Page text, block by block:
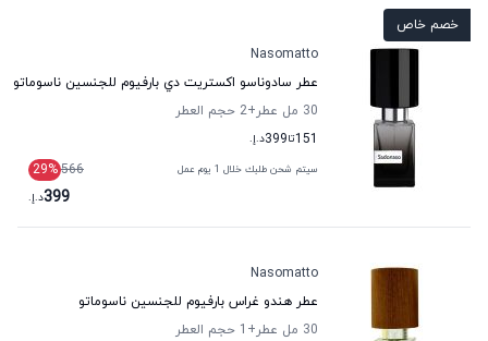
خصم خاص
Nasomatto
عطر سادوناسو اكستريت دي بارفيوم للجنسين ناسوماتو
30 مل عطر
+2
حجم العطر
151تا399د.إ.
سيتم شحن طلبك خلال 1 يوم عمل 566
29%
399د.إ.
Nasomatto
عطر هندو غراس بارفيوم للجنسين ناسوماتو
30 مل عطر
+1 حجم العطر